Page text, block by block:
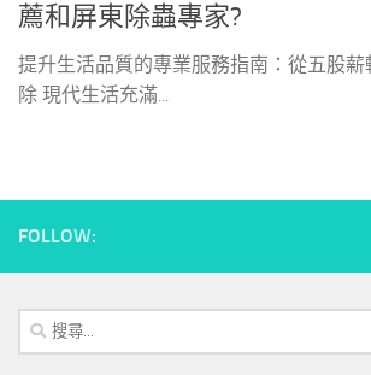
薦和屏東除蟲專家?
提升生活品質的專業服務指南：從五股
除 現代生活充滿...
FOLLOW:
搜
尋